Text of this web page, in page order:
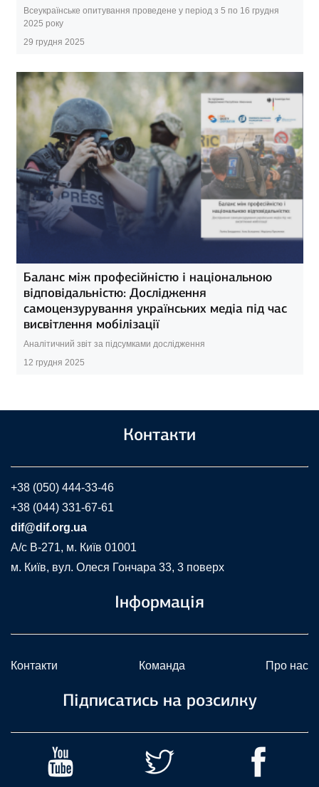
Всеукраїнське опитування проведене у період з 5 по 16 грудня
2025 року
29 грудня 2025
Баланс між професійністю і національною
відповідальністю: Дослідження
самоцензурування українських медіа під час
висвітлення мобілізації
Аналітичний звіт за підсумками дослідження
12 грудня 2025
Контакти
+38 (050) 444-33-46
+38 (044) 331-67-61
dif@dif.org.ua
A/c В-271, м. Київ 01001
м. Київ, вул. Олеся Гончара 33, 3 поверх
Інформація
Контакти Команда Про нас
Підписатись на розсилку